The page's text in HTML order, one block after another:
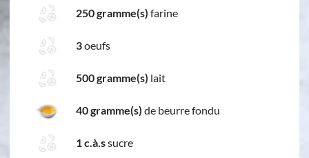
250 gramme(s) farine
3oeufs
500 gramme(s) lait
40 gramme(s) de beurre fondu
1 c.à.ssucre